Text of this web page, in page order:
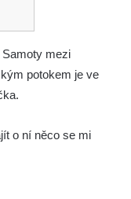
mezi
potokem je ve
o ní něco se mi